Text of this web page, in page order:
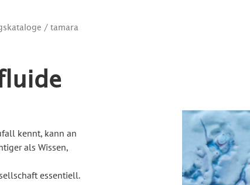
/ tamara
kennt, kann an
als Wissen,
essentiell.